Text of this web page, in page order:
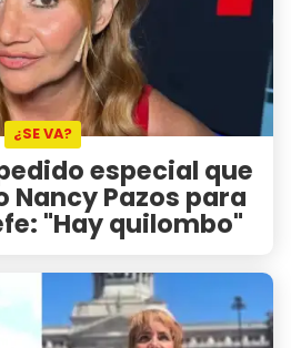
¿SE VA?
especial que
Nancy Pazos para
"Hay quilombo"